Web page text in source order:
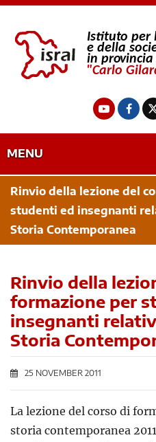
MENU
Rinvio della lezione del
studenti ed insegnanti
Storia Contemporanea
Rinvio della
formazione per
insegnanti
Storia
25 NOVEMBER 2011
La lezione del corso di
storia contemporanea